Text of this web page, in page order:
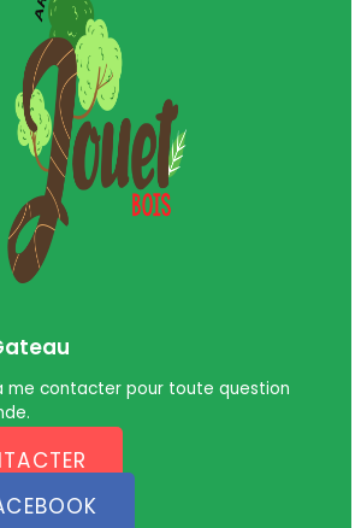
me contacter pour toute question